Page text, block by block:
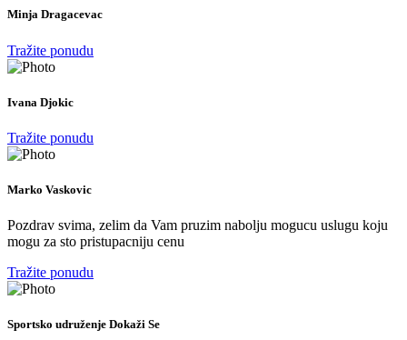
Minja Dragacevac
Tražite ponudu
Ivana Djokic
Tražite ponudu
Marko Vaskovic
Pozdrav svima, zelim da Vam pruzim nabolju mogucu uslugu koju
mogu za sto pristupacniju cenu
Tražite ponudu
Sportsko udruženje Dokaži Se